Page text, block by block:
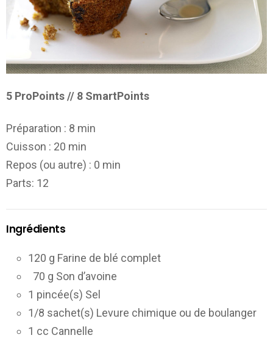
5 ProPoints // 8 SmartPoints
Préparation : 8 min
Cuisson : 20 min
Repos (ou autre) : 0 min
Parts: 12
Ingrédients
120 g Farine de blé complet
70 g Son d’avoine
1 pincée(s) Sel
1/8 sachet(s) Levure chimique ou de boulanger
1 cc Cannelle